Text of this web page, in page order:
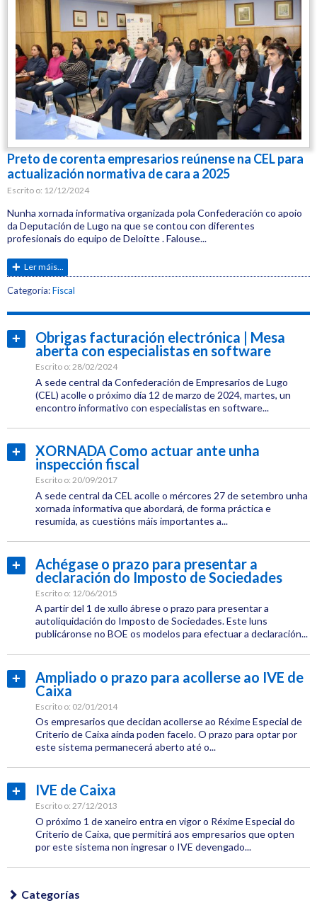
Preto de corenta empresarios reúnense na CEL para
actualización normativa de cara a 2025
Escrito o: 12/12/2024
Nunha xornada informativa organizada pola Confederación co apoio
da Deputación de Lugo na que se contou con diferentes
profesionais do equipo de Deloitte . Falouse...
Ler máis...
Categoría:Fiscal
Etiquetas:
XornadasObrigas facturación electrónica | Mesa
aberta con especialistas en software
Escrito o: 28/02/2024
A sede central da Confederación de Empresarios de Lugo
(CEL) acolle o próximo día 12 de marzo de 2024, martes, un
encontro informativo con especialistas en software...
máis...
Fiscal
Etiquetas:
CEL
Xornadas
XORNADA Como actuar ante unha
inspección fiscal
Escrito o: 20/09/2017
A sede central da CEL acolle o mércores 27 de setembro unha
xornada informativa que abordará, de forma práctica e
resumida, as cuestións máis importantes a...
máis...
Fiscal
Etiquetas:
CEL
Xornadas
Achégase o prazo para presentar a
declaración do Imposto de Sociedades
Escrito o: 12/06/2015
A partir del 1 de xullo ábrese o prazo para presentar a
autoliquidación do Imposto de Sociedades. Este luns
publicáronse no BOE os modelos para efectuar a declaración...
máis...
Fiscal
Ampliado o prazo para acollerse ao IVE de
Caixa
Escrito o: 02/01/2014
Os empresarios que decidan acollerse ao Réxime Especial de
Criterio de Caixa aínda poden facelo. O prazo para optar por
este sistema permanecerá aberto até o...
máis...
Fiscal
IVE de Caixa
Escrito o: 27/12/2013
O próximo 1 de xaneiro entra en vigor o Réxime Especial do
Criterio de Caixa, que permitirá aos empresarios que opten
por este sistema non ingresar o IVE devengado...
máis...
Categorías